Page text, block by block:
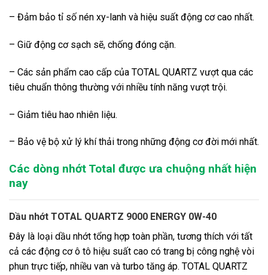
– Đảm bảo tỉ số nén xy-lanh và hiệu suất động cơ cao nhất.
– Giữ động cơ sạch sẽ, chống đóng cặn.
– Các sản phẩm cao cấp của TOTAL QUARTZ vượt qua các
tiêu chuẩn thông thường với nhiều tính năng vượt trội.
– Giảm tiêu hao nhiên liệu.
– Bảo vệ bộ xử lý khí thải trong những động cơ đời mới nhất.
Các dòng nhớt Total được ưa chuộng nhất hiện
nay
Dầu nhớt TOTAL QUARTZ 9000 ENERGY 0W-40
Đây là loại dầu nhớt tổng hợp toàn phần, tương thích với tất
cả các động cơ ô tô hiệu suất cao có trang bị công nghệ vòi
phun trực tiếp, nhiều van và turbo tăng áp. TOTAL QUARTZ